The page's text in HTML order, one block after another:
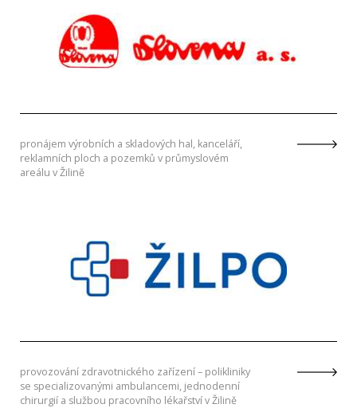
pronájem výrobních a skladových hal, kanceláří,
reklamních ploch a pozemků v průmyslovém
areálu v Žilině
provozování zdravotnického zařízení – polikliniky
se specializovanými ambulancemi, jednodenní
chirurgií a službou pracovního lékařství v Žilině